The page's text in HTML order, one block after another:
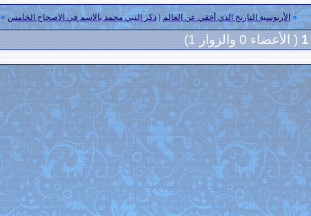
« الأريوسية التاريخ الذي أخفي عن العالم |ذكر النبي محمد بالاسم في الاصحاح الخامس »
( الأعضاء 0 والزوار 1)